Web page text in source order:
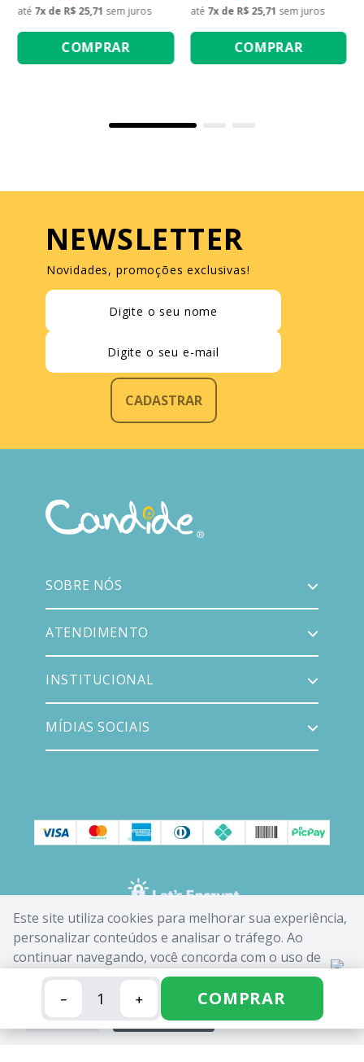
Este site utiliza cookies para melhorar sua experiência,
personalizar conteúdos e analisar o tráfego. Ao
continuar navegando, você concorda com o uso de
cookies. Saiba mais em nossaPolítica de Cookies.
ACEITAR
＋
－ COMPRAR
até 7x de R$ 25,71 sem juros
COMPRAR
até 7x de R$ 25,71 sem juros
COMPRAR
NEWSLETTER
Novidades, promoções exclusivas!
CADASTRAR
SOBRE NÓS
ATENDIMENTO
INSTITUCIONAL
MÍDIAS SOCIAIS